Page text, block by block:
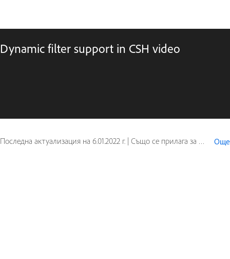
Dynamic filter support in CSH video
Последна актуализация на 6.01.2022 г. | Също се прилага за RoboHelp (2015 release) Още